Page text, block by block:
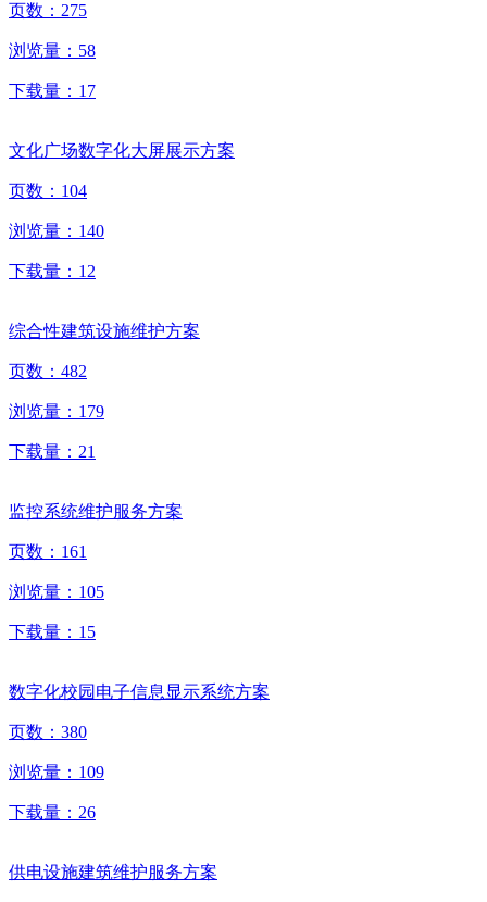
页数： 275
浏览量： 58
下载量： 17
文化广场数字化大屏展示方案
页数： 104
浏览量： 140
下载量： 12
综合性建筑设施维护方案
页数： 482
浏览量： 179
下载量： 21
监控系统维护服务方案
页数： 161
浏览量： 105
下载量： 15
数字化校园电子信息显示系统方案
页数： 380
浏览量： 109
下载量： 26
供电设施建筑维护服务方案